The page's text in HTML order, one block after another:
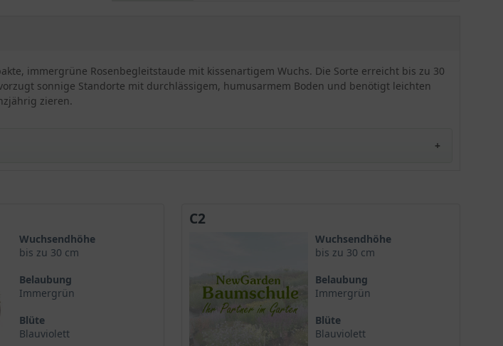
Lavendel leicht zu pflegen ist und mit seinem
aromatischen Duft besticht. Selbst im Winter kann
die immergrüne Rosenbegleitstaude durch das
erfolgen. Ein leichter Winterschutz ist ebenfalls
ratsam. Verzieren Sie Ihre Freiflächen, Rabatte
getrockneten Blüten können in Wohnräumen oder
Schränken Platz finden und vertreiben so z. B.
Motten.
immergrüne Rosenbegleitstaude mit kissenartigem Wuchs. Die Sorte erreicht bis zu 30
sonnige Standorte mit durchlässigem, humusarmem Boden und benötigt leichten
zieren.
Wuchsendhöhe
bis zu 30 cm
Belaubung
Immergrün
Blüte
Blauviolett
C2
Wuchsendhöhe
bis zu 30 cm
Belaubung
Immergrün
Blüte
Blauviolett